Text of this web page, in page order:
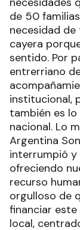
de 50
necesidad
cayera
sentido. Por
entrerriano
institucional,
también es
nacional. Lo
Argentina
interrumpió
ofreciendo
recurso
orgulloso de
financiar
local,